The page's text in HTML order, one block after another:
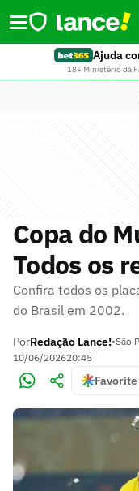
Ajuda
18+ Ministério da
Copa do
Todos os
Confira todos os
do Brasil em 2002.
PorRedação Lance!•São
10/06/202620:45